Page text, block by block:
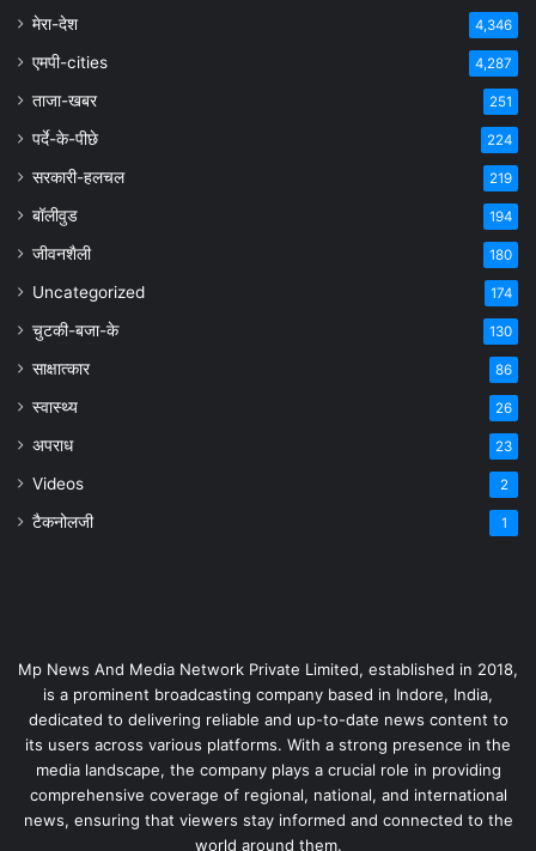
मेरा-देश 4,346
एमपी-cities 4,287
ताजा-खबर 251
पर्दे-के-पीछे 224
सरकारी-हलचल 219
बॉलीवुड 194
जीवनशैली 180
Uncategorized 174
चुटकी-बजा-के 130
साक्षात्कार 86
स्वास्थ्य 26
अपराध 23
Videos 2
टैकनोलजी 1
Mp News And Media Network Private Limited, established in 2018,
is a prominent broadcasting company based in Indore, India,
dedicated to delivering reliable and up-to-date news content to
its users across various platforms. With a strong presence in the
media landscape, the company plays a crucial role in providing
comprehensive coverage of regional, national, and international
news, ensuring that viewers stay informed and connected to the
world around them.